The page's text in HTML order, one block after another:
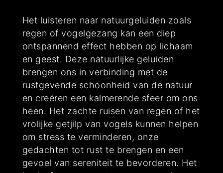
Het luisteren naar natuurgeluiden zoals
regen of vogelgezang kan een diep
ontspannend effect hebben op lichaam
en geest. Deze natuurlijke geluiden
brengen ons in verbinding met de
rustgevende schoonheid van de natuur
en creëren een kalmerende sfeer om ons
heen. Het zachte ruisen van regen of het
vrolijke getjilp van vogels kunnen helpen
om stress te verminderen, onze
gedachten tot rust te brengen en een
gevoel van sereniteit te bevorderen. Het